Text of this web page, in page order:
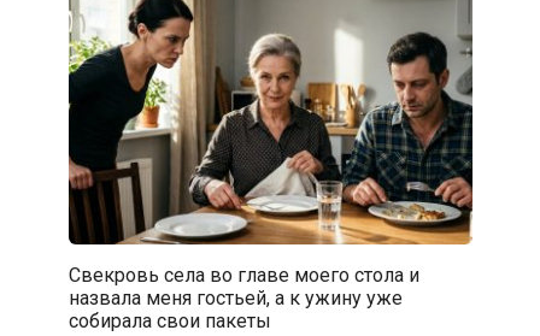
Свекровь села во главе моего стола и
назвала меня гостьей, а к ужину уже
собирала свои пакеты